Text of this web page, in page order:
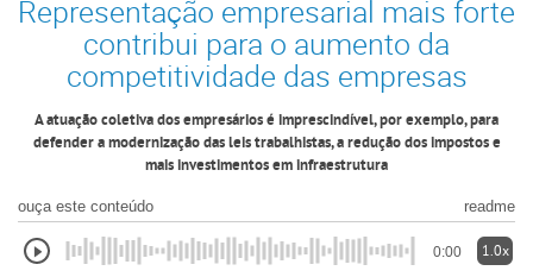
Representação empresarial mais forte
contribui para o aumento da
competitividade das empresas
A atuação coletiva dos empresários é imprescindível, por exemplo, para
defender a modernização das leis trabalhistas, a redução dos impostos e
mais investimentos em infraestrutura
ouça este conteúdo readme
0:00 1.0x